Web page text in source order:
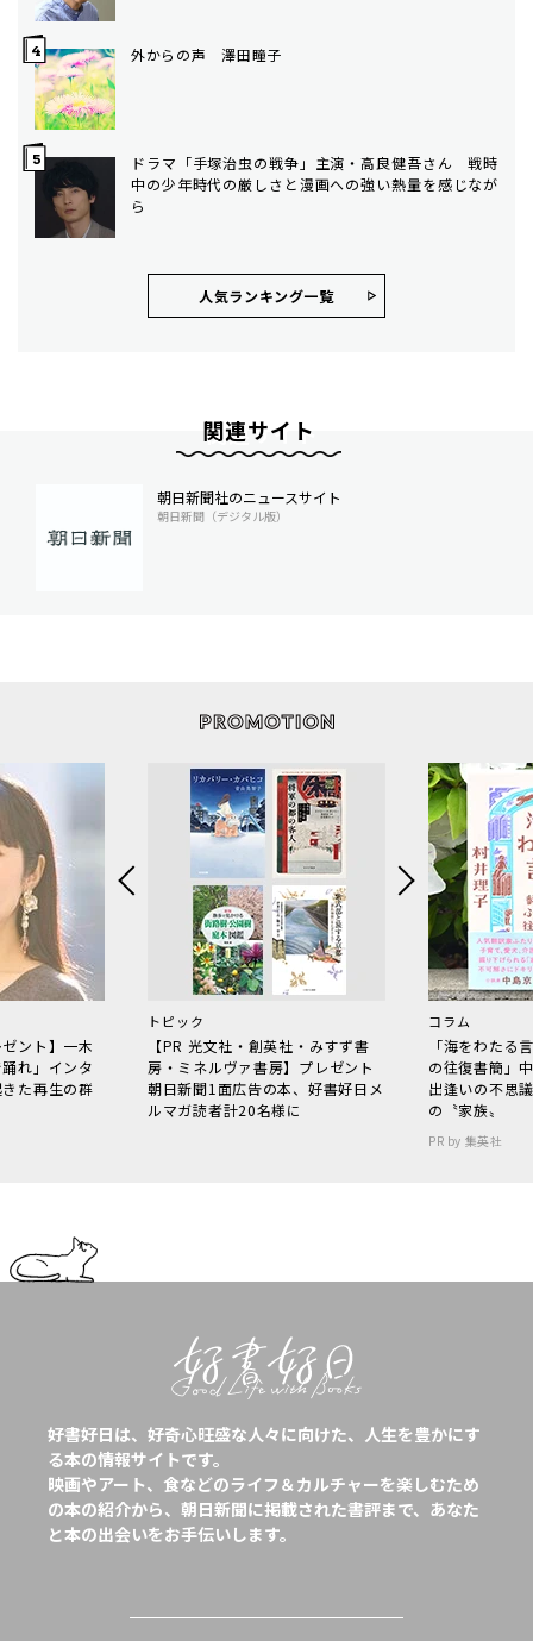
外からの声 澤田瞳子
ドラマ「手塚治虫の戦争」主演・高良健吾さん 戦時
中の少年時代の厳しさと漫画への強い熱量を感じなが
ら
人気ランキング⼀覧
関連サイト
朝日新聞社のニュースサイト
朝日新聞（デジタル版）
ント】一木
れ」インタ
た再生の群
トピック
【PR 光文社・創英社・みすず書
房・ミネルヴァ書房】プレゼント
朝日新聞1面広告の本、好書好日メ
ルマガ読者計20名様に
コラム
「海をわた
の往復書簡」
出逢いの不思
の〝家族〟
PR by 集英社
好書好日は、好奇心旺盛な人々に向けた、人生を豊かにす
る本の情報サイトです。
映画やアート、食などのライフ＆カルチャーを楽しむため
の本の紹介から、朝日新聞に掲載された書評まで、あなた
と本の出会いをお手伝いします。